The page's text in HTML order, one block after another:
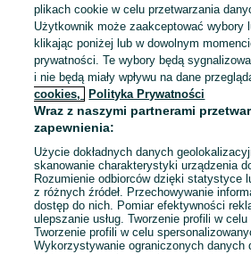
To ogłoszenie nie jest
Przejdź na stronę
plikach cookie w celu przetwarzania
Użytkownik może zaakceptować wybory
klikając poniżej lub w dowolnym
prywatności. Te wybory będą
i nie będą miały wpływu na dane
cookies,
Polityka Prywatności
Wraz z naszymi partnerami
zapewnienia:
Użycie dokładnych danych
skanowanie charakterystyki urządzenia
Rozumienie odbiorców dzięki statystyce
z różnych źródeł. Przechowywanie
dostęp do nich. Pomiar efektywności
ulepszanie usług. Tworzenie profili w
Tworzenie profili w celu
Wykorzystywanie ograniczonych danych